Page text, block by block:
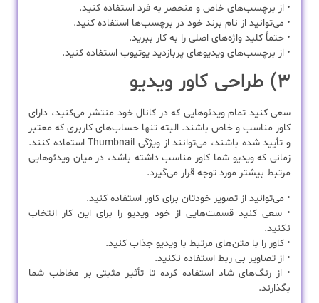
• از برچسب‌های خاص و منحصر به فرد استفاده کنید.
• می‌توانید از نام برند خود در برچسب‌ها استفاده کنید.
• حتماً کلید واژه‌های اصلی را به کار ببرید.
• از برچسب‌های ویدیوهای پربازدید یوتیوب استفاده کنید.
۳) طراحی کاور ویدیو
سعی کنید تمام ویدئوهایی که در کانال خود منتشر می‌کنید، دارای
کاور مناسب و خاص باشند. البته تنها حساب‌های کاربری که معتبر
و تأیید شده باشند، می‌توانند از ویژگی Thumbnail استفاده کنند.
زمانی که ویدیو شما کاور مناسب داشته باشد، در میان ویدئوهایی
مرتبط بیشتر مورد توجه قرار می‌گیرد.
• می‌توانید از تصویر خودتان برای کاور استفاده کنید.
• سعی کنید قسمت‌هایی از خود ویدیو را برای این کار انتخاب
نکنید.
• کاور را با متن‌های مرتبط با ویدیو جذاب کنید.
• از تصاویر بی ربط استفاده نکنید.
• از رنگ‌های شاد استفاده کرده تا تأثیر مثبتی بر مخاطب شما
بگذارند.